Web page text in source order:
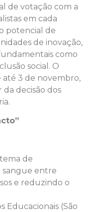
de votação com a
em cada
potencial de
de inovação,
como
social. O
até 3 de novembro,
decisão dos
de
sangue entre
e reduzindo o
Educacionais (São